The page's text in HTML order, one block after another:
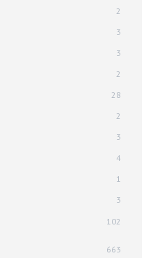
2
3
3
2
28
2
3
4
1
3
102
663